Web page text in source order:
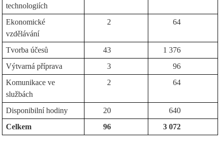
technologiích
Ekonomické
vzdělávání
2 64
Tvorba účesů 43
1 376
Výtvarná příprava
3
96
Komunikace ve
službách
2 64
Disponibilní hodiny 20
640
Celkem
96 3 072